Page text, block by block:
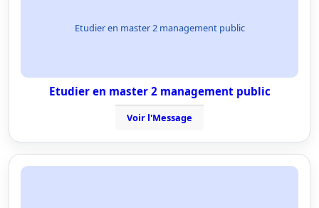
Etudier en master 2 management public
Etudier en master 2 management public
Voir l'Message